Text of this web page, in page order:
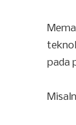
pada